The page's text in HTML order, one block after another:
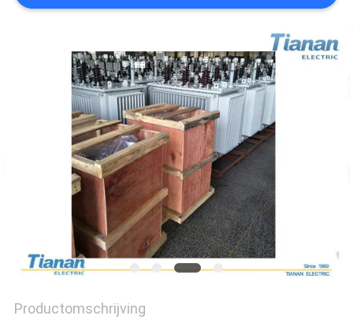
PRIVACY
POLICY
Productomschrijving